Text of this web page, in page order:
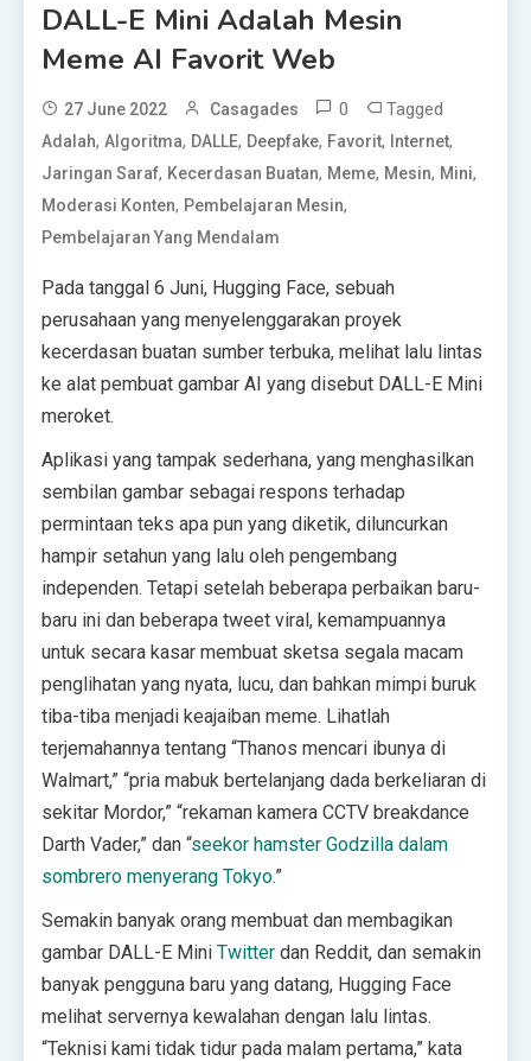
DALL-E Mini Adalah Mesin
Meme AI Favorit Web
27 June 2022 Casagades 0 Tagged
Adalah, Algoritma, DALLE, Deepfake, Favorit, Internet,
Jaringan Saraf, Kecerdasan Buatan, Meme, Mesin, Mini,
Moderasi Konten, Pembelajaran Mesin,
Pembelajaran Yang Mendalam
Pada tanggal 6 Juni, Hugging Face, sebuah
perusahaan yang menyelenggarakan proyek
kecerdasan buatan sumber terbuka, melihat lalu lintas
ke alat pembuat gambar AI yang disebut DALL-E Mini
meroket.
Aplikasi yang tampak sederhana, yang menghasilkan
sembilan gambar sebagai respons terhadap
permintaan teks apa pun yang diketik, diluncurkan
hampir setahun yang lalu oleh pengembang
independen. Tetapi setelah beberapa perbaikan baru-
baru ini dan beberapa tweet viral, kemampuannya
untuk secara kasar membuat sketsa segala macam
penglihatan yang nyata, lucu, dan bahkan mimpi buruk
tiba-tiba menjadi keajaiban meme. Lihatlah
terjemahannya tentang “Thanos mencari ibunya di
Walmart,” “pria mabuk bertelanjang dada berkeliaran di
sekitar Mordor,” “rekaman kamera CCTV breakdance
Darth Vader,” dan “seekor hamster Godzilla dalam
sombrero menyerang Tokyo.”
Semakin banyak orang membuat dan membagikan
gambar DALL-E Mini Twitter dan Reddit, dan semakin
banyak pengguna baru yang datang, Hugging Face
melihat servernya kewalahan dengan lalu lintas.
“Teknisi kami tidak tidur pada malam pertama,” kata